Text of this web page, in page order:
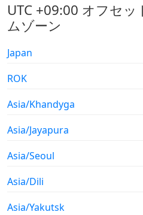
UTC +09:00 オフセッ
ムゾーン
Japan
ROK
Asia/Khandyga
Asia/Jayapura
Asia/Seoul
Asia/Dili
Asia/Yakutsk